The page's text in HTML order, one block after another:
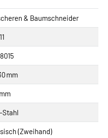
& Baumschneider
mm
Stahl
(Zweihand)